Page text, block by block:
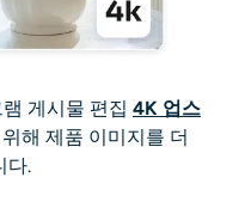
게시물 편집 4K 업스
해 제품 이미지를 더
다.